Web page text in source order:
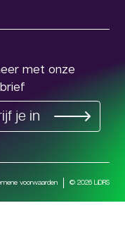
met onze
je in
voorwaarden © 2026 LiDRS